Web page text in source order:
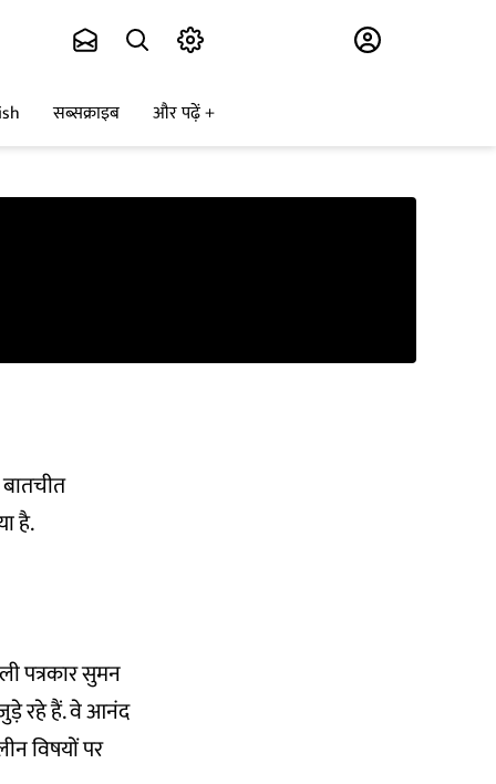
सब्सक्राइब और पढ़ें
है.
पत्रकार सुमन
जुड़े रहे हैं. वे आनंद
विषयों पर